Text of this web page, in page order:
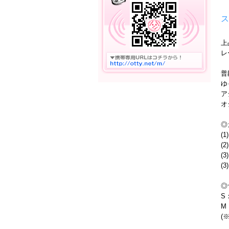
普
ゆ
◎
◎
S
M
(※